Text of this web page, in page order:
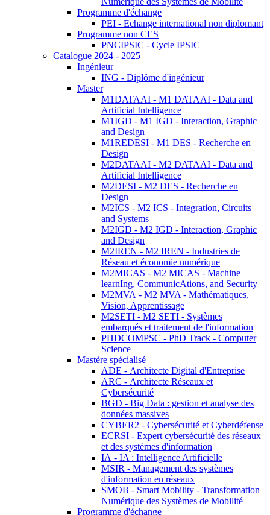
Programme d'échange
PEI - Echange international non diplomant
Programme non CES
PNCIPSIC - Cycle IPSIC
Catalogue 2024 - 2025
Ingénieur
ING - Diplôme d'ingénieur
Master
M1DATAAI - M1 DATAAI - Data and
Artificial Intelligence
M1IGD - M1 IGD - Interaction, Graphic
and Design
M1REDESI - M1 DES - Recherche en
Design
M2DATAAI - M2 DATAAI - Data and
Artificial Intelligence
M2DESI - M2 DES - Recherche en
Design
M2ICS - M2 ICS - Integration, Circuits
and Systems
M2IGD - M2 IGD - Interaction, Graphic
and Design
M2IREN - M2 IREN - Industries de
Réseau et économie numérique
M2MICAS - M2 MICAS - Machine
learnIng, CommunicAtions, and Security
M2MVA - M2 MVA - Mathématiques,
Vision, Apprentissage
M2SETI - M2 SETI - Systèmes
embarqués et traitement de l'information
PHDCOMPSC - PhD Track - Computer
Science
Mastère spécialisé
ADE - Architecte Digital d'Entreprise
ARC - Architecte Réseaux et
Cybersécurité
BGD - Big Data : gestion et analyse des
données massives
CYBER2 - Cybersécurité et Cyberdéfense
ECRSI - Expert cybersécurité des réseaux
et des systèmes d'information
IA - IA : Intelligence Artificielle
MSIR - Management des systèmes
d'information en réseaux
SMOB - Smart Mobility - Transformation
Numérique des Systèmes de Mobilité
Programme d'échange